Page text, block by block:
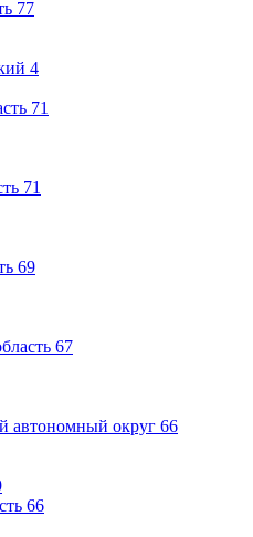
77
4
71
71
69
67
автономный округ 66
66